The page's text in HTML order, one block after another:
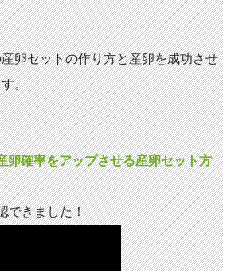
卵セットの作り方と産卵を成功させ
。
卵確率をアップさせる産卵セット方
できました！